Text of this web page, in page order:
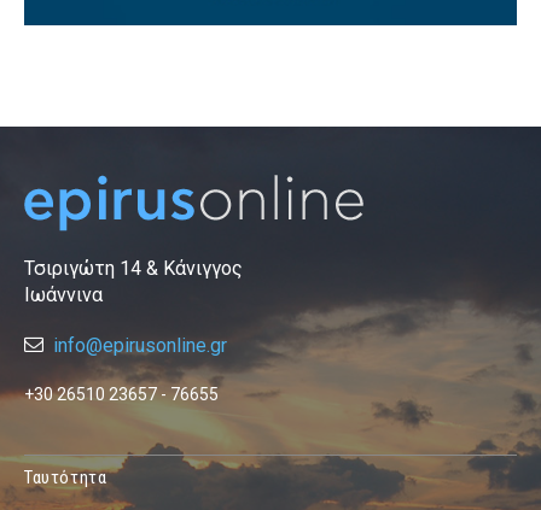
Τσιριγώτη 14 & Κάνιγγος
Ιωάννινα
info@epirusonline.gr
+30 26510 23657 - 76655
Ταυτότητα